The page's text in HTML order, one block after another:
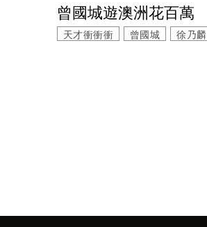
曾國城遊澳洲花百萬
天才衝衝衝 曾國城 徐乃麟